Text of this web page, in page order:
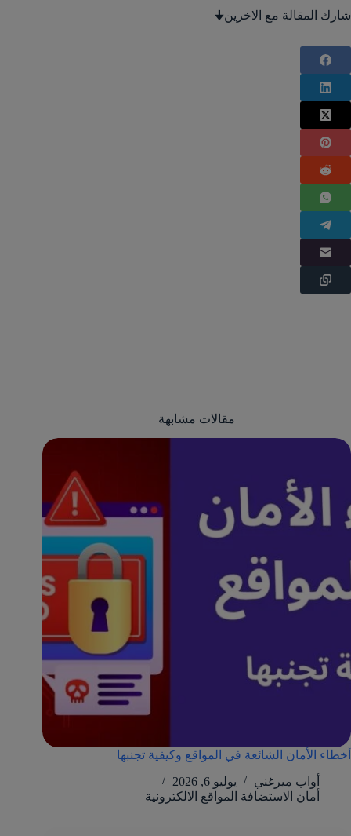
شارك المقالة مع الاخرين🠋
مقالات مشابهة
أخطاء الأمان الشائعة في المواقع وكيفية تجنبها
أواب ميرغني
يوليو 6, 2026
أمان الاستضافة المواقع الالكترونية